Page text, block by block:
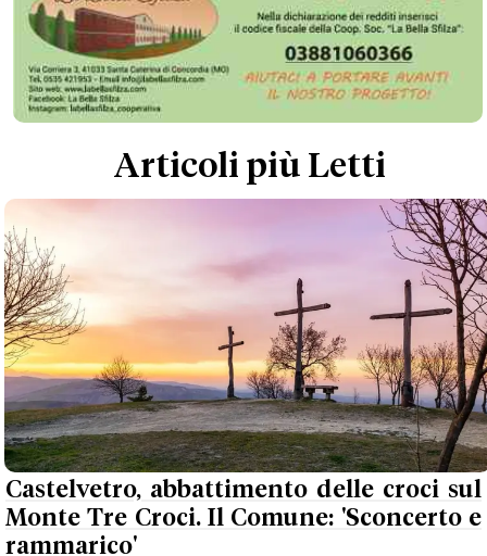
Articoli più Letti
Castelvetro, abbattimento delle croci sul
Monte Tre Croci. Il Comune: 'Sconcerto e
rammarico'